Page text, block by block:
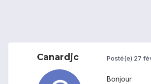
Canardjc Posté(e) 27
Bonjour